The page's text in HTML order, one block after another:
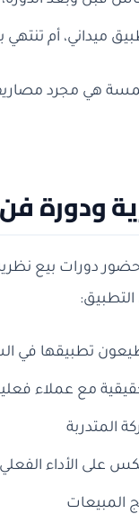
ميداني، أم تنتهي
هي مجرد
ودورة
دورات بيع
تطبيقها في
مع عملاء
المتدربة
على الأداء الفعلي
المبيعات